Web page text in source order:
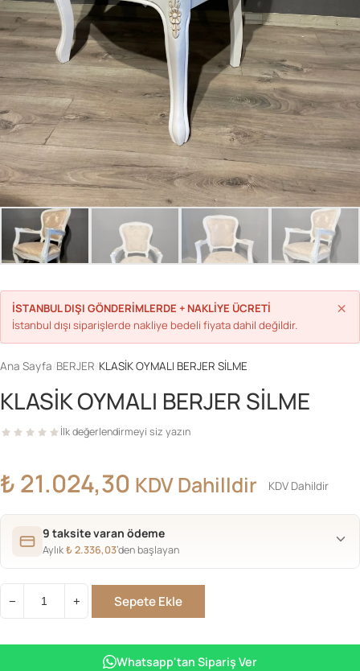
Parolanızı mı unuttunuz?
Hesap Oluştur
İSTANBUL DIŞI GÖNDERİMLERDE + NAKLİYE ÜCRETİ
İstanbul dışı siparişlerde nakliye bedeli fiyata dahil değildir.
×
Ana Sayfa BERJER KLASİK OYMALI BERJER SİLME
KLASİK OYMALI BERJER SİLME
İlk değerlendirmeyi siz yazın
₺21.024,30 KDV Dahilldir KDV Dahildir
9 taksite varan ödeme
Aylık₺2.336,03’den başlayan
−
BERJER
+ Sepete Ekle
Whatsapp'tan Sipariş Ver